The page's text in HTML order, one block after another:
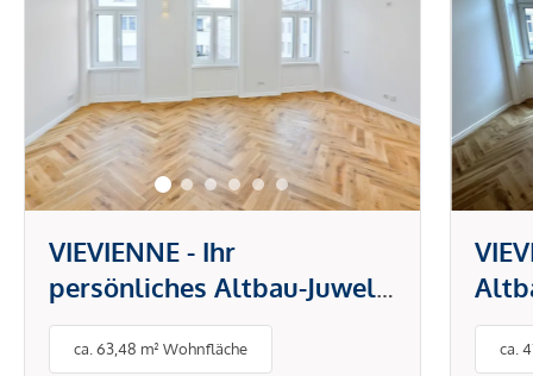
VIEVIENNE - Ihr
persönliches Altbau-Juwel:
3 Zimmer und eine Loggia
ca. 63,48 m² Wohnfläche
mit
ca.